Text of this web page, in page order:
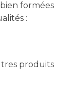
formées
:
produits